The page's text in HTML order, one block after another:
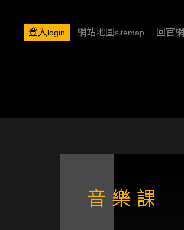
登入 login 網站地圖sitemap 回官網
音樂課